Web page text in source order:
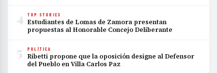
4 TOP STORIES
Estudiantes de Lomas de Zamora presentan
propuestas al Honorable Concejo Deliberante
5 POLÍTICA
Ribetti propone que la oposición designe al Defensor
del Pueblo en Villa Carlos Paz